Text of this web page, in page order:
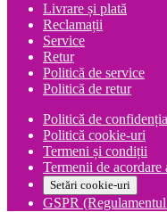
Livrare și plată
Reclamații
Service
Retur
Politică de service
Politică de retur
Politică de
Politică cookie-uri
Termeni și condiții
Termenii de acordare
Setări cookie-uri
GSPR